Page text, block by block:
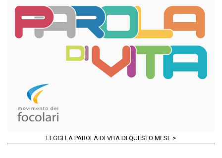
LEGGI LA PAROLA DI VITA DI QUESTO MESE >